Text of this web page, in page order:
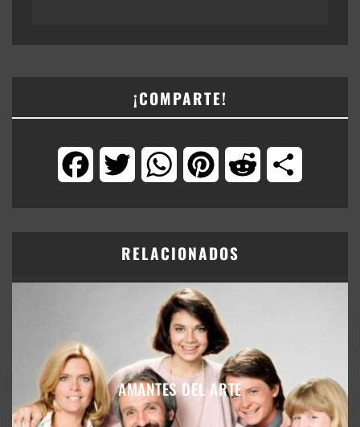
¡COMPARTE!
FacebookTwitter WhatsAppPinterest Reddit
RELACIONADOS
AMANTES DEL ARTE